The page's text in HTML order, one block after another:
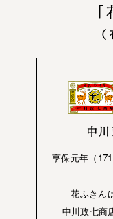
中
亨保元年（
花ふきん
中川政七商